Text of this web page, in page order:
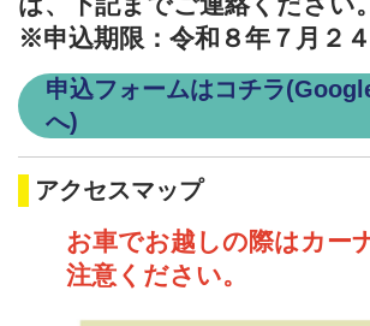
※申込期限：令和８年７月２４
申込フォームはコチラ
へ)
アクセスマップ
お車でお越しの際はカー
注意ください。